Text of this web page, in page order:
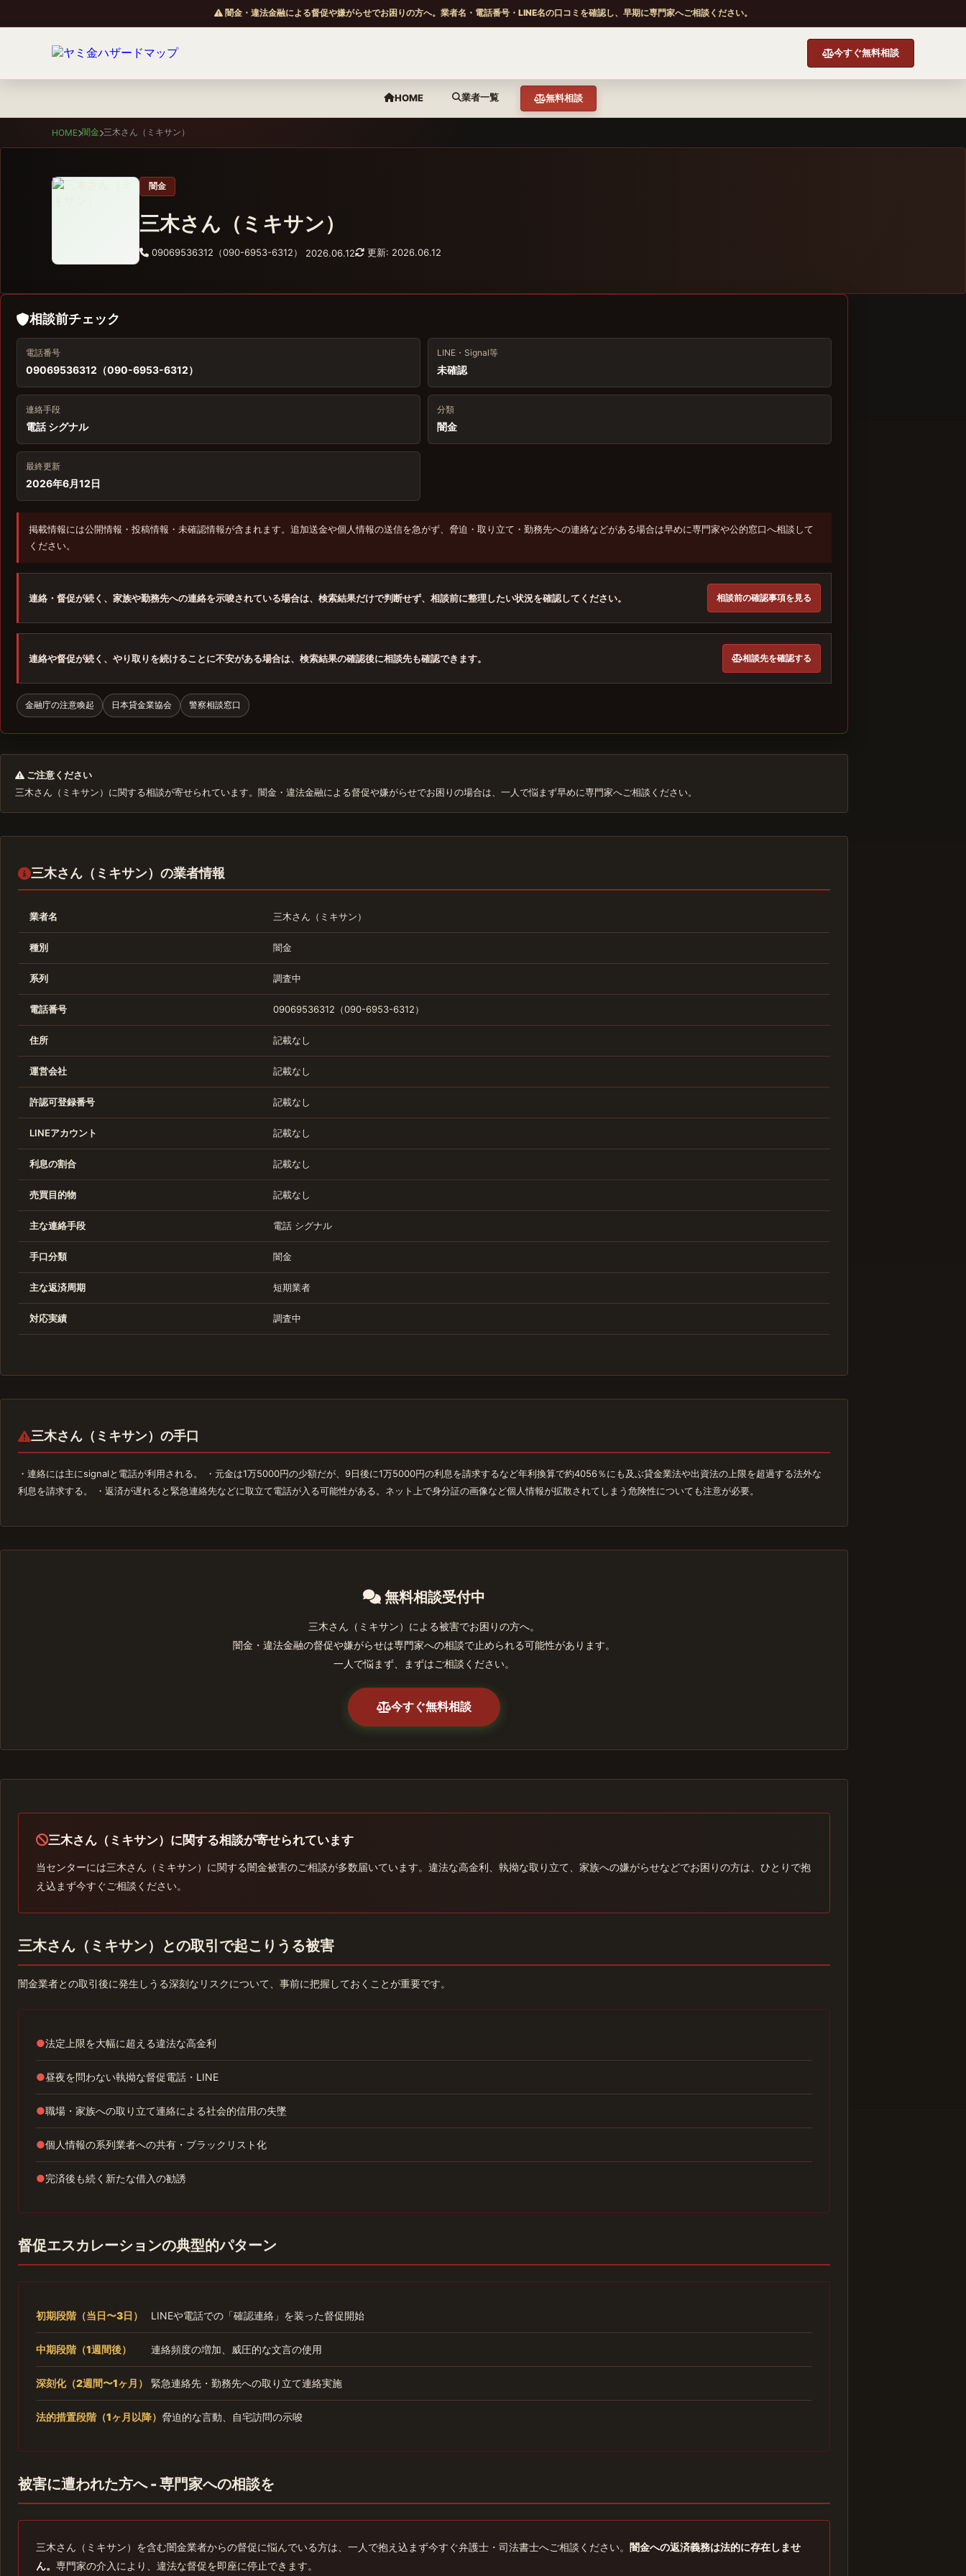
闇金・違法金融による督促や嫌がらせでお困りの方へ。業者名・電話番号・LINE名の口コミを確認し、早期に専門家へご相談ください。
今すぐ無料相談
HOME 業者一覧 無料相談
HOME 闇金 三木さん（ミキサン）
闇金
三木さん（ミキサン）
09069536312（090-6953-6312） 2026.06.12 更新: 2026.06.12
相談前チェック
電話番号
09069536312（090-6953-6312）
LINE・Signal等
未確認
連絡手段
電話 シグナル
分類
闇金
最終更新
2026年6月12日
掲載情報には公開情報・投稿情報・未確認情報が含まれます。追加送金や個人情報の送信を急がず、脅迫・取り立て・勤務先への連絡などがある場合は早めに専門家や公的窓口へ相談して
ください。
連絡・督促が続く、家族や勤務先への連絡を示唆されている場合は、検索結果だけで判断せず、相談前に整理したい状況を確認してください。 相談前の確認事項を見る
連絡や督促が続く、やり取りを続けることに不安がある場合は、検索結果の確認後に相談先も確認できます。 相談先を確認する
金融庁の注意喚起 日本貸金業協会 警察相談窓口
ご注意ください
三木さん（ミキサン）に関する相談が寄せられています。闇金・違法金融による督促や嫌がらせでお困りの場合は、一人で悩まず早めに専門家へご相談ください。
三木さん（ミキサン）の業者情報
業者名 三木さん（ミキサン）
種別 闇金
系列 調査中
電話番号 09069536312（090-6953-6312）
住所 記載なし
運営会社 記載なし
許認可登録番号 記載なし
LINEアカウント 記載なし
利息の割合 記載なし
売買目的物 記載なし
主な連絡手段 電話 シグナル
手口分類 闇金
主な返済周期 短期業者
対応実績 調査中
三木さん（ミキサン）の手口
・連絡には主にsignalと電話が利用される。 ・元金は1万5000円の少額だが、9日後に1万5000円の利息を請求するなど年利換算で約4056％にも及ぶ貸金業法や出資法の上限を超過する法外な
利息を請求する。 ・返済が遅れると緊急連絡先などに取立て電話が入る可能性がある。ネット上で身分証の画像など個人情報が拡散されてしまう危険性についても注意が必要。
無料相談受付中
三木さん（ミキサン）による被害でお困りの方へ。
闇金・違法金融の督促や嫌がらせは専門家への相談で止められる可能性があります。
一人で悩まず、まずはご相談ください。
今すぐ無料相談
三木さん（ミキサン）に関する相談が寄せられています
当センターには三木さん（ミキサン）に関する闇金被害のご相談が多数届いています。違法な高金利、執拗な取り立て、家族への嫌がらせなどでお困りの方は、ひとりで抱
え込まず今すぐご相談ください。
三木さん（ミキサン）との取引で起こりうる被害
闇金業者との取引後に発生しうる深刻なリスクについて、事前に把握しておくことが重要です。
●法定上限を大幅に超える違法な高金利
●昼夜を問わない執拗な督促電話・LINE
●職場・家族への取り立て連絡による社会的信用の失墜
●個人情報の系列業者への共有・ブラックリスト化
●完済後も続く新たな借入の勧誘
督促エスカレーションの典型的パターン
初期段階（当日〜3日） LINEや電話での「確認連絡」を装った督促開始
中期段階（1週間後） 連絡頻度の増加、威圧的な文言の使用
深刻化（2週間〜1ヶ月） 緊急連絡先・勤務先への取り立て連絡実施
法的措置段階（1ヶ月以降） 脅迫的な言動、自宅訪問の示唆
被害に遭われた方へ - 専門家への相談を
三木さん（ミキサン）を含む闇金業者からの督促に悩んでいる方は、一人で抱え込まず今すぐ弁護士・司法書士へご相談ください。 闇金への返済義務は法的に存在しませ
ん。 専門家の介入により、違法な督促を即座に停止できます。